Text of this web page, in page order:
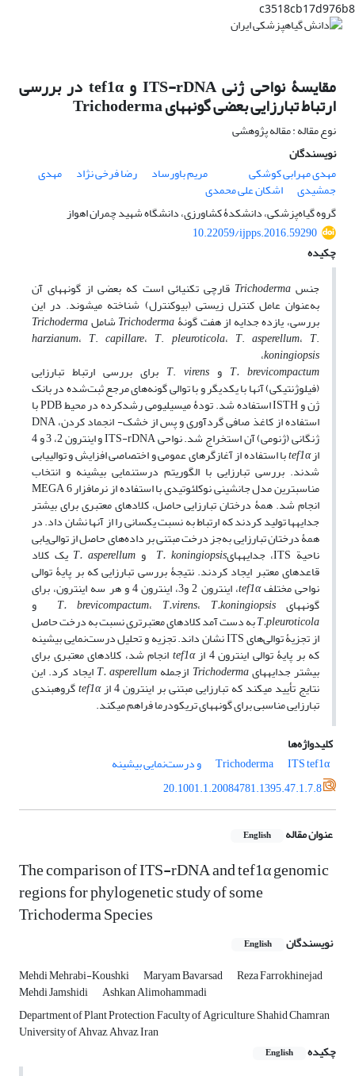
c3518cb17d976b8
مقایسۀ نواحی ژنی ITS-rDNA و tef1α در بررسی
ارتباط تبارزایی بعضی گونه‏های Trichoderma
نوع مقاله : مقاله پژوهشی
نویسندگان
مهدی مهرابی کوشکی
مریم باورساد رضا فرخی نژاد مهدی
جمشیدی
اشکان علی محمدی
گروه گیاه‌پزشکی، دانشکدۀ کشاورزی، دانشگاه شهید چمران اهواز
10.22059/ijpps.2016.59290
چکیده
جنسTrichoderma قارچی تک‏نیائی است که بعضی از گونه‏های آن
به‌عنوان عامل کنترل زیستی (بیوکنترل) شناخته می‏شوند. در این
بررسی، یازده جدایه از هفت گونۀ‏TrichodermaشاملTrichoderma
harzianum، T.capillare، T.pleuroticola، T. asperellum، T.
koningiopsis،
T. brevicompactum و T. virens برای بررسی ارتباط تبارزایی
(فیلوژنتیکی) آن‏ها با یکدیگر و با توالی گونه‌های مرجع ثبت‌شده در بانک
ژن و ISTH استفاده شد. تودۀ میسیلیومی رشدکرده در محیط PDB با
استفاده از کاغذ صافی گرد‏آوری و پس از خشک- ‏انجماد کردن، DNA
ژنگانی (ژنومی) آن استخراج شد. نواحی ITS-rDNA و اینترون 2، 3 و 4
ازtef1αبا استفاده از آغازگرهای عمومی و اختصاصی افزایش و توالی‏یابی
شدند. بررسی تبارزایی با الگوریتم درست‏نمایی بیشینه و انتخاب
مناسب‏ترین مدل جانشینی نوکلئوتیدی با استفاده از نرم‏افزار MEGA 6
انجام شد. همۀ درختان تبارزایی حاصل، کلاد‏های معتبری برای بیشتر
جدایه‏ها تولید کردند که ارتباط به نسبت یکسانی را از آن‏ها نشان ‏داد. در
همۀ درختان تبارزایی به‌جز درخت مبتنی بر داده‌های حاصل از توالی‌یابی
ناحیة ITS، جدایه‏های T. koningiopsis و T. asperellum یک کلاد
قاعده‏ای معتبر ایجاد کردند. نتیجۀ بررسی تبارزایی که بر پایۀ توالی
نواحی مختلفtef1α ، اینترون 2 و3، اینترون 4 و هر سه اینترون، برای
گونه‏های T. brevicompactum، T.virens، T.koningiopsis و
T.pleuroticolaبه دست آمد کلاد‏های معتبرتری نسبت به درخت حاصل
از تجزیۀ توالی‌های‏ ITS نشان داند. تجزیه و تحلیل درست‌نمایی بیشینه
که بر پایۀ توالی اینترون 4 از tef1αانجام شد، کلادهای معتبری برای
بیشتر جدایه‏هایTrichoderma ازجملهT. asperellumایجاد کرد. این
نتایج تأیید می‏کند که تبارزایی مبتنی بر اینترون 4 از tef1αگروه‏بندی
تبارزایی مناسبی برای گونه‏های تریکودرما فراهم می‏کند.
کلیدواژه‌ها
Trichoderma
ITStef1α و درست‌نمایی بیشینه
20.1001.1.20084781.1395.47.1.7.8
عنوان مقاله English
The comparison of ITS-rDNA and tef1α genomic
regions for phylogenetic study of some
Trichoderma Species
نویسندگان English
Mehdi Mehrabi-Koushki Maryam Bavarsad Reza Farrokhinejad
Mehdi Jamshidi
Ashkan Alimohammadi
Department of Plant Protection, Faculty of Agriculture, Shahid Chamran
University of Ahvaz, Ahvaz, Iran
چکیده
English